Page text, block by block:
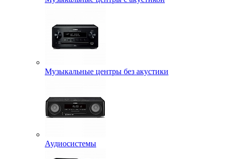
Музыкальные центры без акустики
Аудиосистемы